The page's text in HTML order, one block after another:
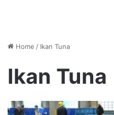
Home / Ikan Tuna
Ikan Tuna